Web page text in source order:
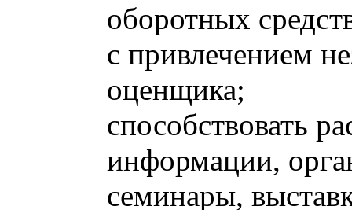
оборотных
с привлечением
оценщика;
способствовать
информации,
семинары,